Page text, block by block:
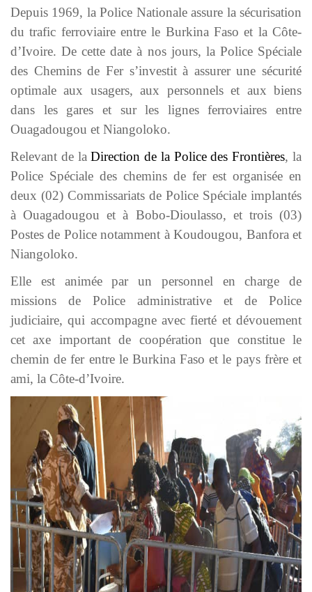
Depuis 1969, la Police Nationale assure la sécurisation
du trafic ferroviaire entre le Burkina Faso et la Côte-
d’Ivoire. De cette date à nos jours, la Police Spéciale
des Chemins de Fer s’investit à assurer une sécurité
optimale aux usagers, aux personnels et aux biens
dans les gares et sur les lignes ferroviaires entre
Ouagadougou et Niangoloko.
Relevant de laDirection de la Police des Frontières, la
Police Spéciale des chemins de fer est organisée en
deux (02) Commissariats de Police Spéciale implantés
à Ouagadougou et à Bobo-Dioulasso, et trois (03)
Postes de Police notamment à Koudougou, Banfora et
Niangoloko.
Elle est animée par un personnel en charge de
missions de Police administrative et de Police
judiciaire, qui accompagne avec fierté et dévouement
cet axe important de coopération que constitue le
chemin de fer entre le Burkina Faso et le pays frère et
ami, la Côte-d’Ivoire.